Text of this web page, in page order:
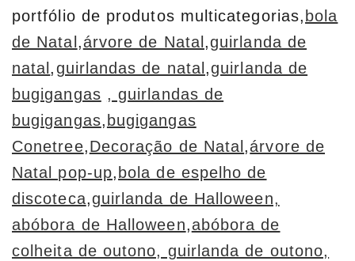
portfólio de produtos multicategorias, bola
de Natal ,árvore de Natal ,guirlanda de
natal ,guirlandas de natal ,guirlanda de
bugigangas , guirlandas de
bugigangas, bugigangas
Conetree,Decoração de Natal ,árvore de
Natal pop-up, bola de espelho de
discoteca,guirlanda de Halloween,
abóbora de Halloween,abóbora de
colheita de outono, guirlanda de outono,